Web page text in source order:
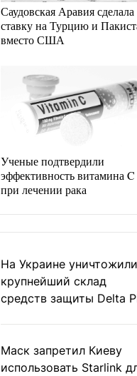
Саудовская Аравия сделала
ставку на Турцию и
вместо США
Ученые подтвердили
эффективность витамина C
при лечении рака
На Украине уничтожили
крупнейший склад
средств защиты Delta
Маск запретил Киеву
использовать Starlink